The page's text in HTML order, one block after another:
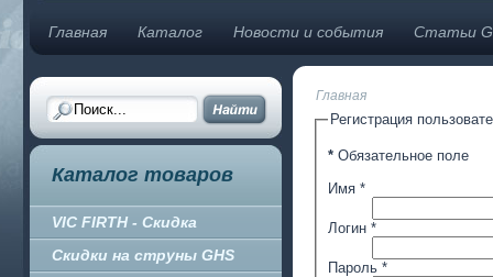
Главная Каталог Новости и события Статьи
Каталог товаров
VIC FIRTH - Скидка
Скидки на струны GHS
Главная
Регистрация
*Обязательное поле
Имя*
Логин*
Пароль*